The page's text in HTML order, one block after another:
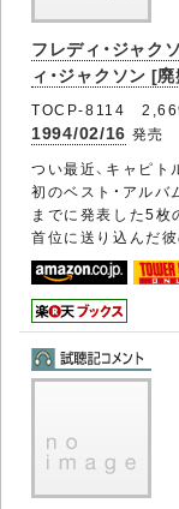
フレディ・ジャク
ィ・ジャクソン [
TOCP-8114 2,669
1994/02/16 発売
つい最近、キャピ
初のベスト・アル
までに発表した5枚
首位に送り込んだ